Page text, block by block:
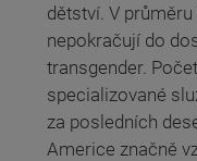
dětství. V
nepokračují do
transgender.
specializované
za posledních
Americe značně